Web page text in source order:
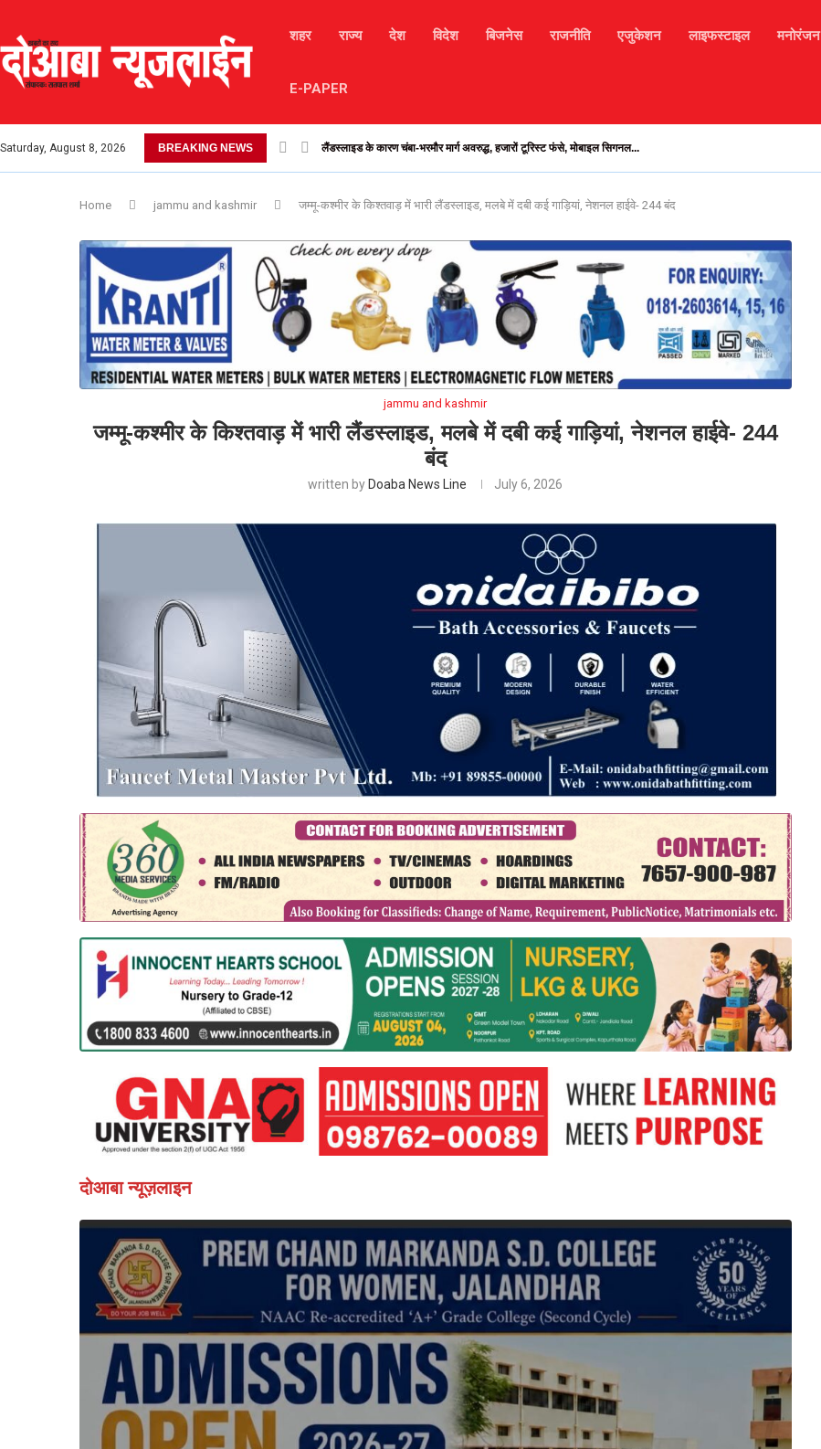
शहर राज्य देश विदेश बिजनेस राजनीति एजुकेशन लाइफस्टाइल मनोरंजन
E-PAPER
Saturday, August 8, 2026 BREAKING NEWS 17 अगस्त 2025 – आज का दैनिक राशिफल
Home jammu and kashmir जम्मू-कश्मीर के किश्तवाड़ में भारी लैंडस्लाइड, मलबे में दबी कई गाड़ियां, नेशनल हाईवे- 244 बंद
jammu and kashmir
जम्मू-कश्मीर के किश्तवाड़ में भारी लैंडस्लाइड, मलबे में दबी कई गाड़ियां, नेशनल हाईवे- 244
बंद
written by Doaba News Line July 6, 2026
दोआबा न्यूज़लाइन